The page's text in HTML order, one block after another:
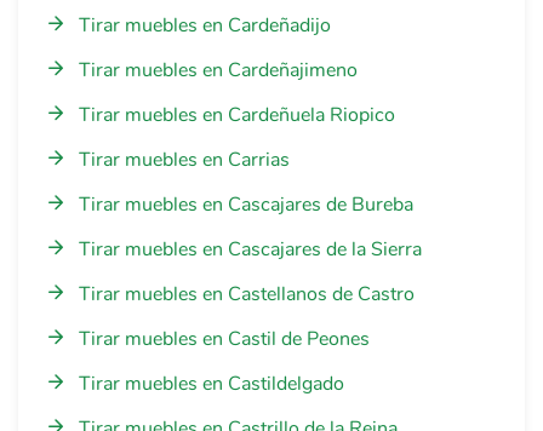
Tirar muebles en Cardeñadijo
Tirar muebles en Cardeñajimeno
Tirar muebles en Cardeñuela Riopico
Tirar muebles en Carrias
Tirar muebles en Cascajares de Bureba
Tirar muebles en Cascajares de la Sierra
Tirar muebles en Castellanos de Castro
Tirar muebles en Castil de Peones
Tirar muebles en Castildelgado